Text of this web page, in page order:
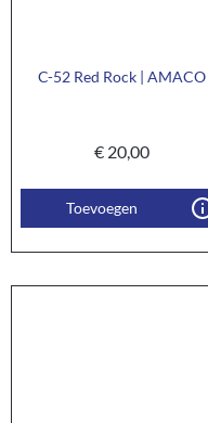
C-52 Red Rock | AMACO
€20,00
Toevoegen